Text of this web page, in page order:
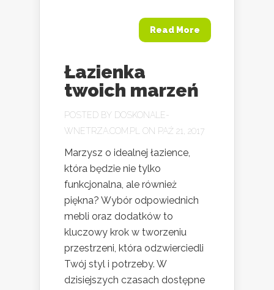
Read More
Łazienka
twoich marzeń
POSTED BY DOSKONALE-
WNETRZA.COM.PL
ON PAŹ 21, 2017
Marzysz o idealnej łazience,
która będzie nie tylko
funkcjonalna, ale również
piękna? Wybór odpowiednich
mebli oraz dodatków to
kluczowy krok w tworzeniu
przestrzeni, która odzwierciedli
Twój styl i potrzeby. W
dzisiejszych czasach dostępne